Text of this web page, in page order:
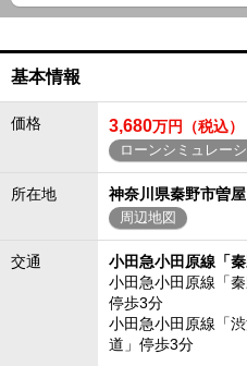
基本情報
価格 3,680万円（税込）
ローンシミュレー
所在地 神奈川県秦野市曽屋
周辺地図
交通
小田急小田原線「
小田急小田原線「
停歩3分
小田急小田原線「
道」停歩3分